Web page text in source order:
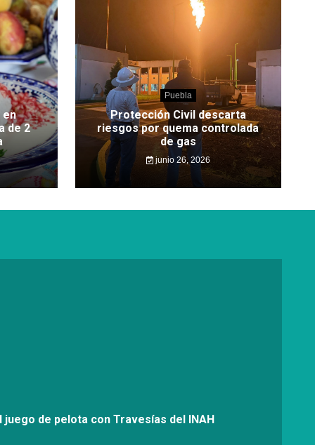
en
de 2
Puebla
Protección Civil descarta
riesgos por quema controlada
de gas
junio 26, 2026
de pelota con Travesías del INAH